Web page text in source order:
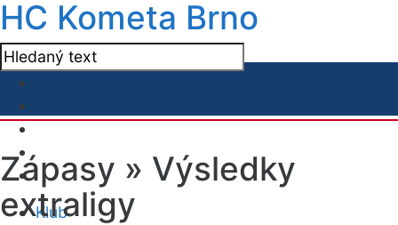
HC Kometa Brno
Klub
Zápasy » Výsledky
extraligy